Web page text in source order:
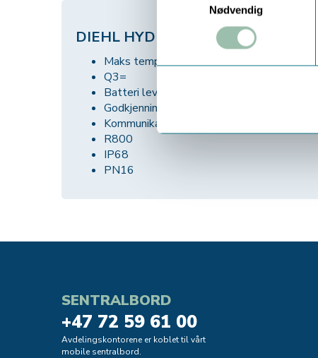
Nødvendig
DIEHL HYDRUS 2.0 BULK
Maks temperatur: max 50grC
Q3= 250m3/t
Batteri levetid: Opp til 16 år
Godkjenning: MID
Kommunikasjon:
R800
IP68
PN16
SENTRALBORD
+47 72 59 61 00
Avdelingskontorene er koblet til vårt
mobile sentralbord.